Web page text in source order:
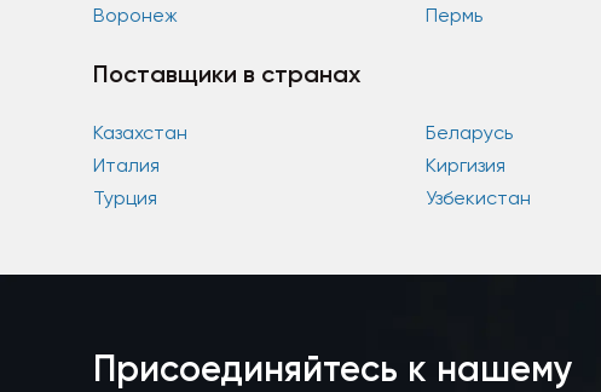
Воронеж
Пермь
Поставщики в странах
Казахстан Беларусь
Италия
Киргизия
Турция
Узбекистан
Присоединяйтесь к нашему